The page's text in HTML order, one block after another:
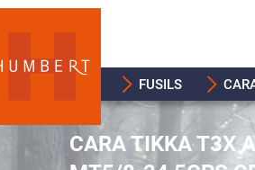
FUSILS
CARA TIKKA T3X